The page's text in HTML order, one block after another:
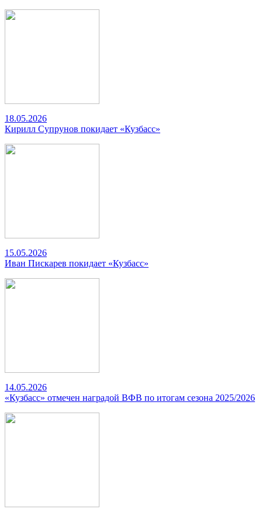
18.05.2026
Кирилл Супрунов покидает «Кузбасс»
15.05.2026
Иван Пискарев покидает «Кузбасс»
14.05.2026
«Кузбасс» отмечен наградой ВФВ по итогам сезона 2025/2026